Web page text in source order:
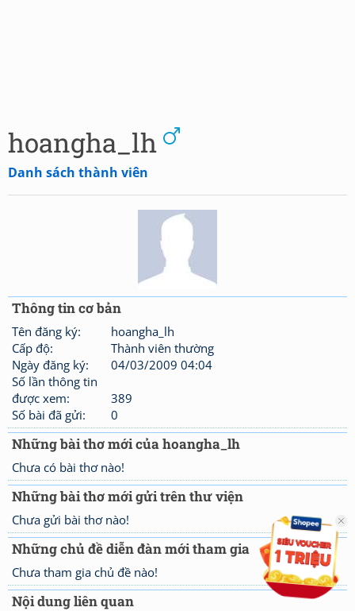
hoangha_lh
Danh sách thành viên
Thông tin cơ bản
Tên đăng ký:
hoangha_lh
Cấp độ:
Thành viên thường
Ngày đăng ký:
04/03/2009 04:04
Số lần thông tin
được xem:
389
Số bài đã gửi:
0
Những bài thơ mới của hoangha_lh
Chưa có bài thơ nào!
Những bài thơ mới gửi trên thư viện
Chưa gửi bài thơ nào!
Những chủ đề diễn đàn mới tham gia
Chưa tham gia chủ đề nào!
Nội dung liên quan